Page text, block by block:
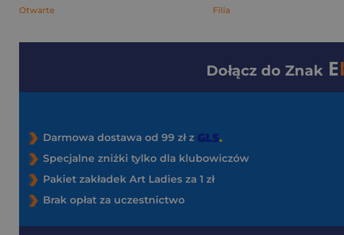
Otwarte
Filia
Dołącz do Znak
Darmowa dostawa od 99 zł z
Specjalne zniżki tylko dla klubowiczów
Pakiet zakładek Art Ladies za 1 zł
Brak opłat za uczestnictwo